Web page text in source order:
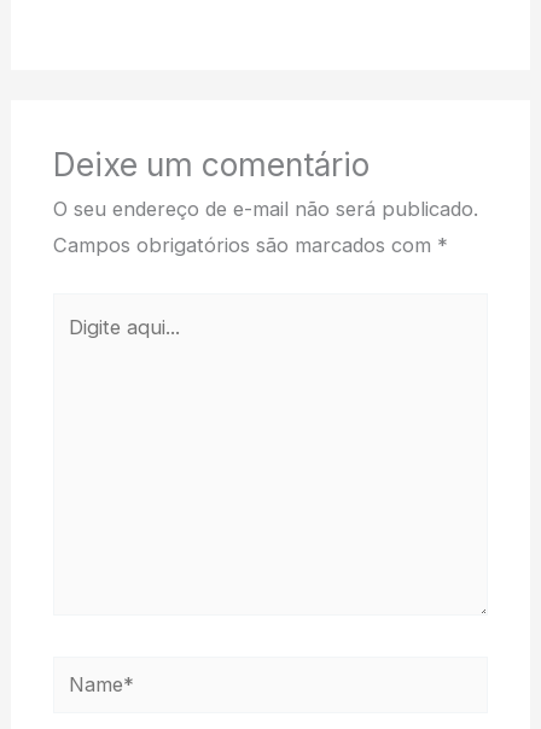
Deixe um comentário
O seu endereço de e-mail não será publicado.
Campos obrigatórios são marcados com *
aqui...
Name*